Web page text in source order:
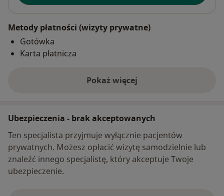
Metody płatności (wizyty prywatne)
Gotówka
Karta płatnicza
Pokaż więcej
o adresie
Ubezpieczenia - brak akceptowanych
Ten specjalista przyjmuje wyłącznie pacjentów
prywatnych. Możesz opłacić wizytę samodzielnie lub
znaleźć innego specjalistę, który akceptuje Twoje
ubezpieczenie.